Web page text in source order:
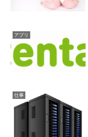
アプリ
仕事